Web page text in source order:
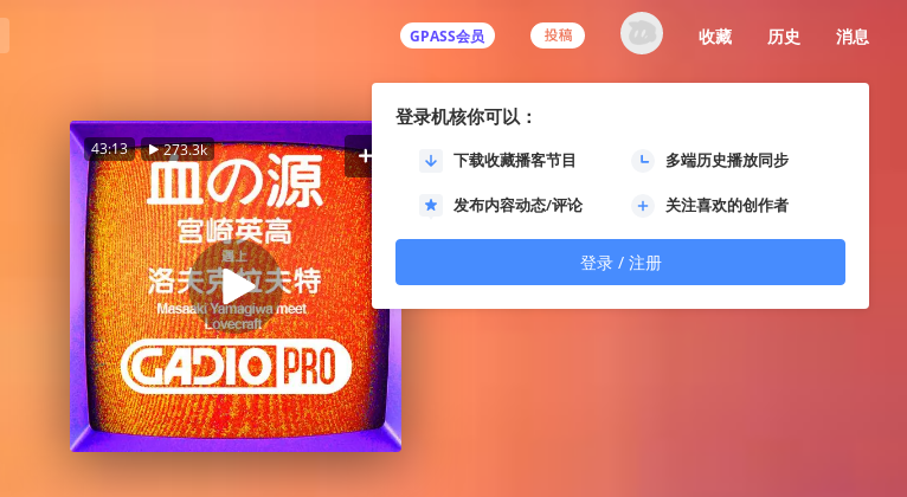
GPASS会员
登录机核你可以：
下载收藏播客节目 多端历史播放同步
发布内容动态/评论 关注喜欢的创作者
登录 / 注册
收藏 历史 消息
43:13 273.3k